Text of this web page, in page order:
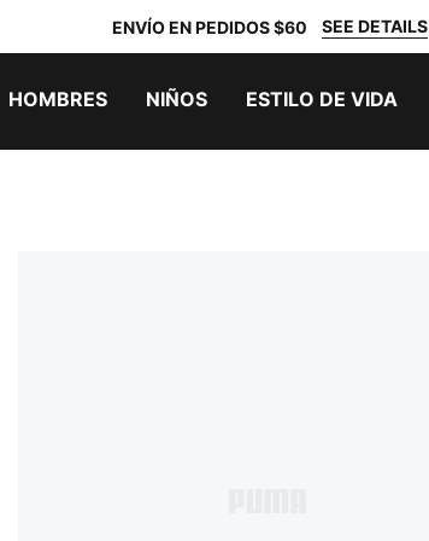
ENVÍO EN PEDIDOS $60 SEE DETAILS
HOMBRES NIÑOS ESTILO DE VIDA